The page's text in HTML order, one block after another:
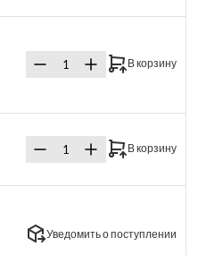
В корзину
В корзину
Уведомить о поступлении